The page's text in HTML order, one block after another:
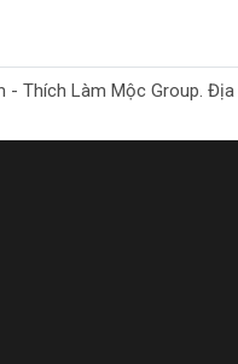
- Thích Làm Mộc Group.